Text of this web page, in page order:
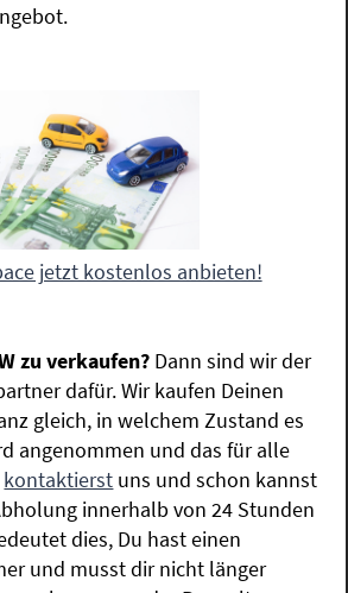
jetzt kostenlos anbieten!
zu verkaufen? Dann sind wir der
dafür. Wir kaufen Deinen
gleich, in welchem Zustand es
angenommen und das für alle
kontaktierst uns und schon kannst
innerhalb von 24 Stunden
dies, Du hast einen
und musst dir nicht länger